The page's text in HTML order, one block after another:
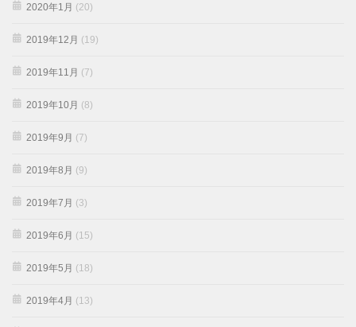
2020年1月 (20)
2019年12月 (19)
2019年11月 (7)
2019年10月 (8)
2019年9月 (7)
2019年8月 (9)
2019年7月 (3)
2019年6月 (15)
2019年5月 (18)
2019年4月 (13)